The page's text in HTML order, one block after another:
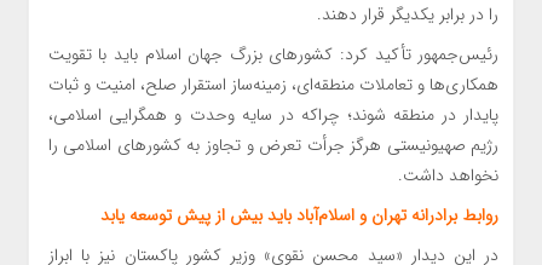
را در برابر یکدیگر قرار دهند.
رئیس‌جمهور تأکید کرد: کشورهای بزرگ جهان اسلام باید با تقویت
همکاری‌ها و تعاملات منطقه‌ای، زمینه‌ساز استقرار صلح، امنیت و ثبات
پایدار در منطقه شوند؛ چراکه در سایه وحدت و همگرایی اسلامی،
رژیم صهیونیستی هرگز جرأت تعرض و تجاوز به کشورهای اسلامی را
نخواهد داشت.
روابط برادرانه تهران و اسلام‌آباد باید بیش از پیش توسعه یابد
در این دیدار «سید محسن نقوی» وزیر کشور پاکستان نیز با ابراز